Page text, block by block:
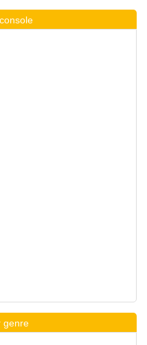
genre